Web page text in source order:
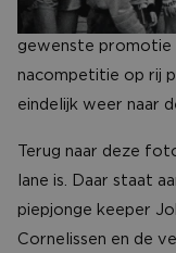
nam deel aan de
gewenste promotie
nacompetitie op rij
eindelijk weer naar
Terug naar deze
lane is. Daar staat
piepjonge keeper
Cornelissen en de